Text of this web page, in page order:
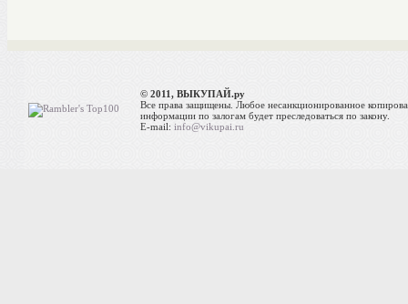
© 2011, ВЫКУПАЙ.ру
Все права защищены. Любое несанкционированное
информации по залогам будет преследоваться по закону.
E-mail:info@vikupai.ru